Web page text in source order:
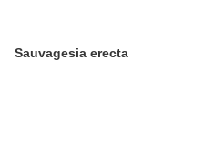
Sauvagesia erecta